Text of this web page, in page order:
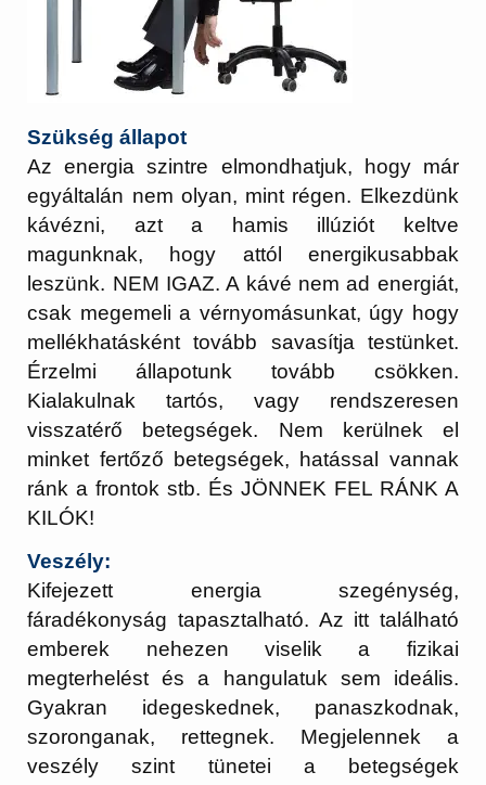
Szükség állapot
Az energia szintre elmondhatjuk, hogy már
egyáltalán nem olyan, mint régen. Elkezdünk
kávézni, azt a hamis illúziót keltve
magunknak, hogy attól energikusabbak
leszünk. NEM IGAZ. A kávé nem ad energiát,
csak megemeli a vérnyomásunkat, úgy hogy
mellékhatásként tovább savasítja testünket.
Érzelmi állapotunk tovább csökken.
Kialakulnak tartós, vagy rendszeresen
visszatérő betegségek. Nem kerülnek el
minket fertőző betegségek, hatással vannak
ránk a frontok stb. És JÖNNEK FEL RÁNK A
KILÓK!
Veszély:
Kifejezett energia szegénység,
fáradékonyság tapasztalható. Az itt található
emberek nehezen viselik a fizikai
megterhelést és a hangulatuk sem ideális.
Gyakran idegeskednek, panaszkodnak,
szoronganak, rettegnek. Megjelennek a
veszély szint tünetei a betegségek